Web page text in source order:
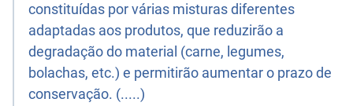
constituídas por várias misturas diferentes
adaptadas aos produtos, que reduzirão a
degradação do material (carne, legumes,
bolachas, etc.) e permitirão aumentar o prazo de
conservação. (.....)